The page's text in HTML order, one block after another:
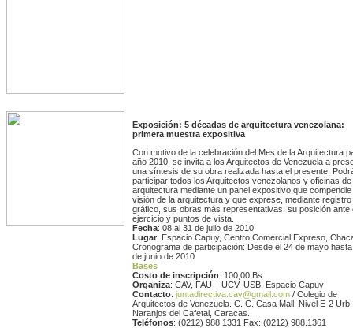
Exposición: 5 décadas de arquitectura venezolana:
primera muestra expositiva
Con motivo de la celebración del Mes de la Arquitectura
año 2010, se invita a los Arquitectos de Venezuela a
una síntesis de su obra realizada hasta el presente.
participar todos los Arquitectos venezolanos y oficinas de
arquitectura mediante un panel expositivo que
visión de la arquitectura y que exprese, mediante registro
gráfico, sus obras más representativas, su posición ante
ejercicio y puntos de vista.
Fecha: 08 al 31 de julio de 2010
Lugar: Espacio Capuy, Centro Comercial Expreso,
Cronograma de participación: Desde el 24 de mayo hasta
de junio de 2010
Bases
Costo de inscripción: 100,00 Bs.
Organiza: CAV, FAU – UCV, USB, Espacio Capuy
Contacto: juntadirectiva.cav@gmail.com / Colegio de
Arquitectos de Venezuela. C. C. Casa Mall, Nivel E-2
Naranjos del Cafetal, Caracas.
Teléfonos: (0212) 988.1331 Fax: (0212) 988.1361